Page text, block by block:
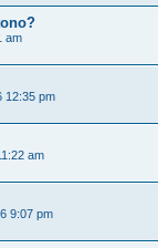
am
12:35 pm
am
9:07 pm